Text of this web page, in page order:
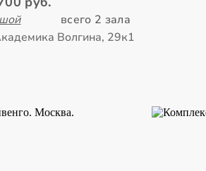
всего 2 зала
Волгина, 29к1